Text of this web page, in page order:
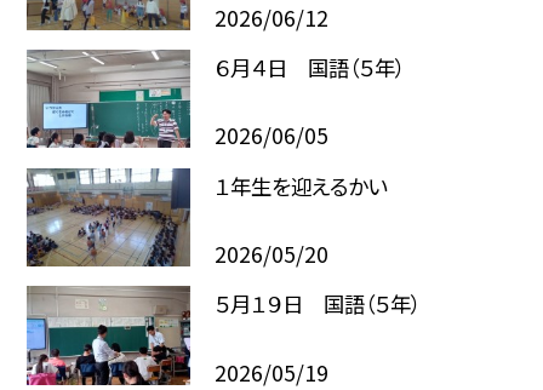
2026/06/12
６月４日 国語（５年）
2026/06/05
１年生を迎えるかい
2026/05/20
５月１９日 国語（５年）
2026/05/19